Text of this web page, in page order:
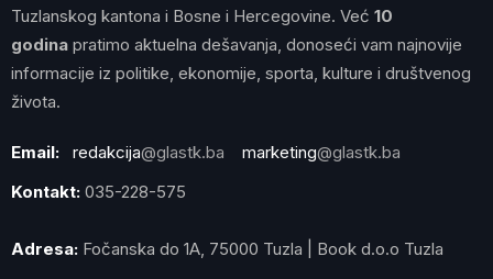
Tuzlanskog kantona i Bosne i Hercegovine. Već 10
godina pratimo aktuelna dešavanja, donoseći vam najnovije
informacije iz politike, ekonomije, sporta, kulture i društvenog
života.
Email: redakcija@glastk.ba marketing@glastk.ba
Kontakt: 035-228-575
Adresa: Fočanska do 1A, 75000 Tuzla | Book d.o.o Tuzla